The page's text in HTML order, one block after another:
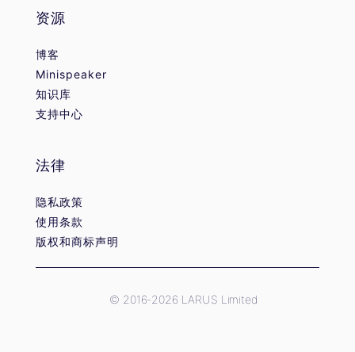
资源
博客
Minispeaker
知识库
支持中心
法律
隐私政策
使用条款
版权和商标声明
© 2016-2026 LARUS Limited